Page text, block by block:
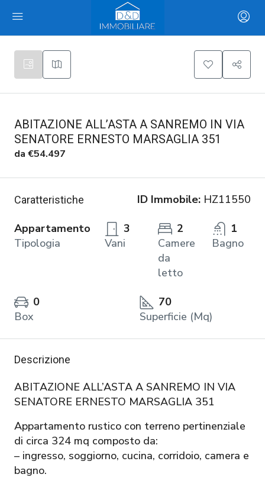
ABITAZIONE ALL’ASTA A SANREMO IN VIA
SENATORE ERNESTO MARSAGLIA 351
da €54.497
Caratteristiche ID Immobile: HZ11550
Appartamento
Tipologia
3
Vani
2
Camere
da
letto
1
Bagno
0
Box
70
Superficie (Mq)
Descrizione
ABITAZIONE ALL’ASTA A SANREMO IN VIA
SENATORE ERNESTO MARSAGLIA 351
Appartamento rustico con terreno pertinenziale
di circa 324 mq composto da:
– ingresso, soggiorno, cucina, corridoio, camera e
bagno.